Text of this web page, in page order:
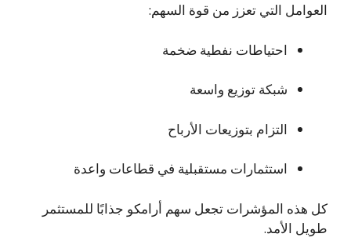
العوامل التي تعزز من قوة السهم:
احتياطات نفطية ضخمة
شبكة توزيع واسعة
التزام بتوزيعات الأرباح
استثمارات مستقبلية في قطاعات واعدة
كل هذه المؤشرات تجعل سهم أرامكو جذابًا للمستثمر
طويل الأمد.